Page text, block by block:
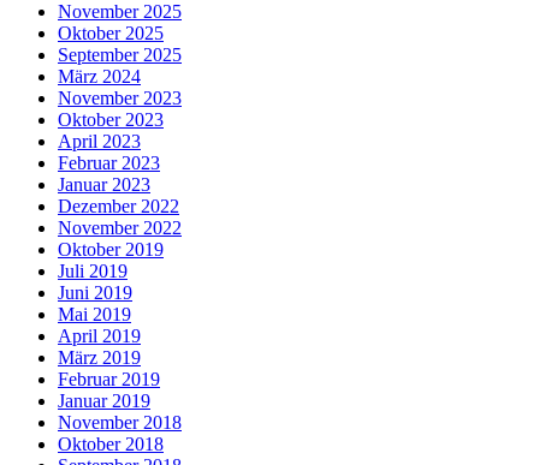
November 2025
Oktober 2025
September 2025
März 2024
November 2023
Oktober 2023
April 2023
Februar 2023
Januar 2023
Dezember 2022
November 2022
Oktober 2019
Juli 2019
Juni 2019
Mai 2019
April 2019
März 2019
Februar 2019
Januar 2019
November 2018
Oktober 2018